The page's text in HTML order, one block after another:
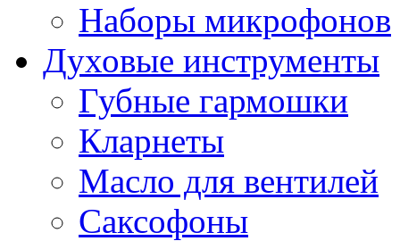
Наборы микрофонов
Духовые инструменты
Губные гармошки
Кларнеты
Масло для вентилей
Саксофоны